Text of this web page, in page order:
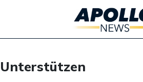
Unterstützen